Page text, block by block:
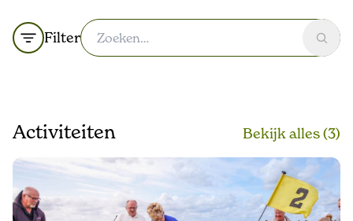
Filter
Activiteiten Bekijk alles(3)